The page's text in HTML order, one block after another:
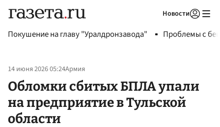
Новости
Покушение на главу "Уралдронзавода" Проблемы с
14 июня 2026 05:24Армия
Обломки сбитых БПЛА упали
на предприятие в Тульской
области